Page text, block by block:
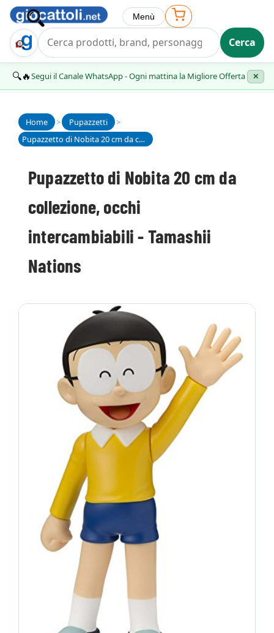
Trova Regalo Cerca
Menù
🔍🔥Segui il Canale WhatsApp - Ogni mattina la Migliore Offerta ✕
Home > Pupazzetti
>
Pupazzetto di Nobita 20 cm da collezione, occhi intercambiabili - Tamashii Nations
Pupazzetto di Nobita 20 cm da
collezione, occhi
intercambiabili - Tamashii
Nations